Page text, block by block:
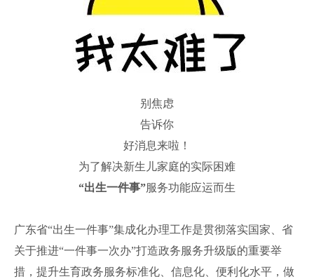
别焦虑
告诉你
好消息来啦！
为了解决新生儿家庭的实际困难
“出生一件事”服务功能应运而生
广东省“出生一件事”集成化办理工作是贯彻落实国家、省
关于推进“一件事一次办”打造政务服务升级版的重要举
措，提升生育政务服务标准化、信息化、便利化水平，做